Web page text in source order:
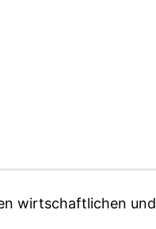
wirtschaftlichen und